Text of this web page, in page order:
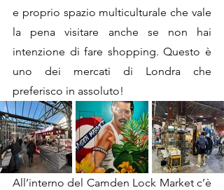
e proprio spazio multiculturale che vale
la pena visitare anche se non hai
intenzione di fare shopping. Questo è
uno dei mercati di Londra che
preferisco in assoluto!
All’interno del Camden Lock Market c’è